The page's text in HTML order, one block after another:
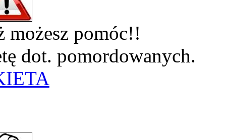
możesz pomóc!!
dot. pomordowanych.